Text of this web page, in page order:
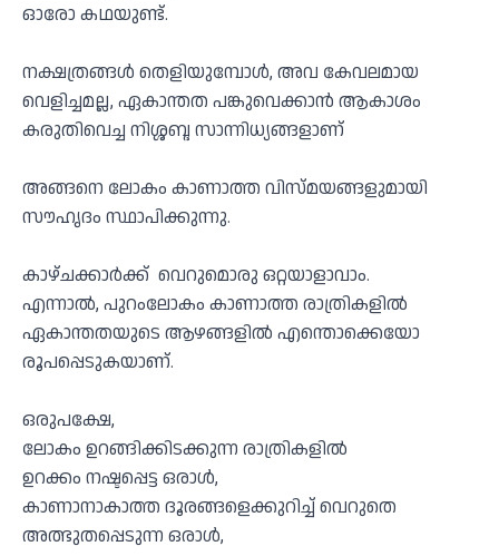
ഓരോ കഥയുണ്ട്.
നക്ഷത്രങ്ങൾ തെളിയുമ്പോൾ, അവ കേവലമായ
വെളിച്ചമല്ല, ഏകാന്തത പങ്കുവെക്കാൻ ആകാശം
കരുതിവെച്ച നിശ്ശബ്ദ സാന്നിധ്യങ്ങളാണ്
അങ്ങനെ ലോകം കാണാത്ത വിസ്മയങ്ങളുമായി
സൗഹൃദം സ്ഥാപിക്കുന്നു.
കാഴ്ചക്കാർക്ക് വെറുമൊരു ഒറ്റയാളാവാം.
എന്നാൽ, പുറംലോകം കാണാത്ത രാത്രികളിൽ
ഏകാന്തതയുടെ ആഴങ്ങളിൽ എന്തൊക്കെയോ
രൂപപ്പെടുകയാണ്.
ഒരുപക്ഷേ,
ലോകം ഉറങ്ങിക്കിടക്കുന്ന രാത്രികളിൽ
ഉറക്കം നഷ്ടപ്പെട്ട ഒരാൾ,
കാണാനാകാത്ത ദൂരങ്ങളെക്കുറിച്ച് വെറുതെ
അത്ഭുതപ്പെടുന്ന ഒരാൾ,